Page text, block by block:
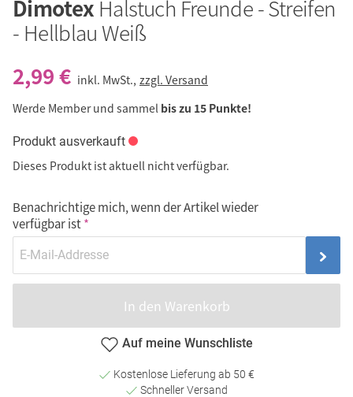
Dimotex Halstuch Freunde - Streifen
- Hellblau Weiß
2,99 € inkl. MwSt., zzgl. Versand
Werde Member und sammel bis zu 15 Punkte!
Produkt ausverkauft
Dieses Produkt ist aktuell nicht verfügbar.
Benachrichtige mich, wenn der Artikel wieder
verfügbar ist
In den Warenkorb
Auf meine Wunschliste
Kostenlose Lieferung ab 50 €
Schneller Versand